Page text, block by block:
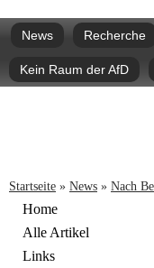
Hauptmenü
News Recherche
Kein Raum der AfD
Sie sind hier
Startseite » News » Nach
Home
Alle Artikel
Links